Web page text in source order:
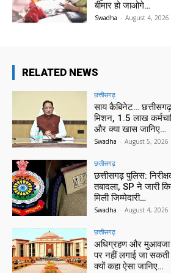
बीमार हो जाओगे…
Swadha - August 4, 2026
RELATED NEWS
छत्तीसगढ़
साय कैबिनेट…
मिशन, 1.5 लाख
और क्या खास जानिए…
Swadha - August 5, 2026
छत्तीसगढ़
छत्तीसगढ़ पुलिस:
तबादला, SP ने जारी
मिली जिम्मेदारी…
Swadha - August 4, 2026
छत्तीसगढ़
अधिग्रहण और मुआवजा
पर नहीं लगाई जा सकती
क्यों कहा ऐसा जानिए…